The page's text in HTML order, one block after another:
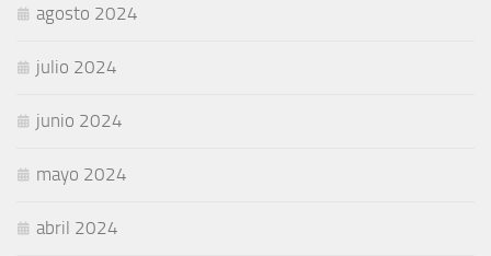
agosto 2024
julio 2024
junio 2024
mayo 2024
abril 2024